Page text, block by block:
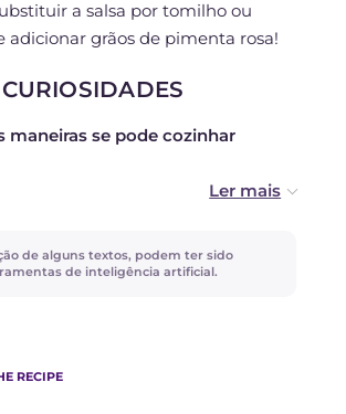
a salsa por tomilho ou
adicionar grãos de pimenta rosa!
maneiras se pode cozinhar
salmão no forno, na frigideira,
forma de hambúrguer ou tartar.
papelote?
de alguns textos, podem ter sido
de inteligência artificial.
RECIPE